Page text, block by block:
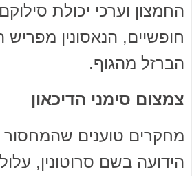
החמצון וערכי יכולת
חופשיים, הנאסונין
הברזל מהגוף.
צמצום סימני הדיכאון
מחקרים טוענים
הידועה בשם סרוטונין,